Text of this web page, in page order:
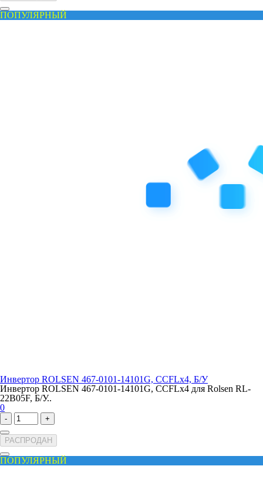
ПОПУЛЯРНЫЙ
Инвертор ROLSEN 467-0101-14101G, CCFLx4, Б/У
Инвертор ROLSEN 467-0101-14101G, CCFLx4 для Rolsen RL-
22B05F, Б/У..
0
- +
РАСПРОДАН
ПОПУЛЯРНЫЙ